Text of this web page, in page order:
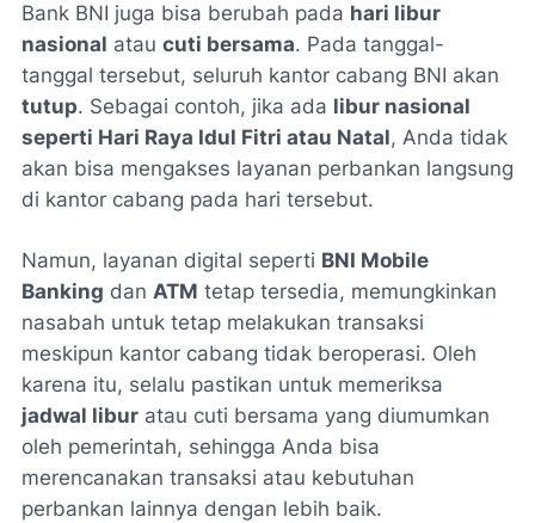
Bank BNI juga bisa berubah pada hari libur
nasional atau cuti bersama. Pada tanggal-
tanggal tersebut, seluruh kantor cabang BNI akan
tutup. Sebagai contoh, jika ada libur nasional
seperti Hari Raya Idul Fitri atau Natal, Anda tidak
akan bisa mengakses layanan perbankan langsung
di kantor cabang pada hari tersebut.
Namun, layanan digital seperti BNI Mobile
Banking dan ATM tetap tersedia, memungkinkan
nasabah untuk tetap melakukan transaksi
meskipun kantor cabang tidak beroperasi. Oleh
karena itu, selalu pastikan untuk memeriksa
jadwal libur atau cuti bersama yang diumumkan
oleh pemerintah, sehingga Anda bisa
merencanakan transaksi atau kebutuhan
perbankan lainnya dengan lebih baik.